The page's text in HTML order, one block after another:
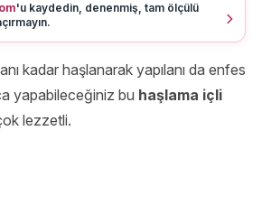
'u kaydedin, denenmiş, tam ölçülü
kadar haşlanarak yapılanı da enfes
yapabileceğiniz bu haşlama içli
lezzetli.